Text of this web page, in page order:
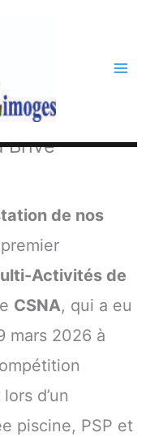
Brive
de nos
Activités de
CSNA, qui a eu
mars 2026 à
d’un
piscine, PSP et